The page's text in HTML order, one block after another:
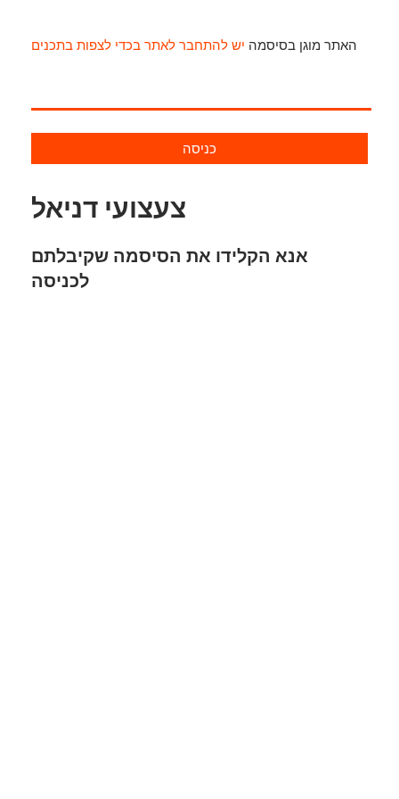
האתר מוגן בסיסמה יש להתחבר לאתר בכדי לצפות בתכנים
כניסה
צעצועי דניאל
אנא הקלידו את הסיסמה שקיבלתם
לכניסה